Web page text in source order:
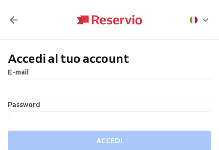
Accedi al tuo account
E-mail
Password
ACCEDI